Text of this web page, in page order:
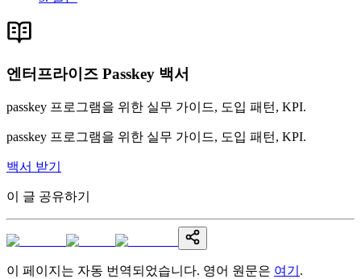
엔터프라이즈 Passkey 백서
passkey 프로그램을 위한 실무 가이드, 도입 패턴, KPI.
passkey 프로그램을 위한 실무 가이드, 도입 패턴, KPI.
백서 받기
이 글 공유하기
이 페이지는 자동 번역되었습니다. 영어 원문은 여기 .